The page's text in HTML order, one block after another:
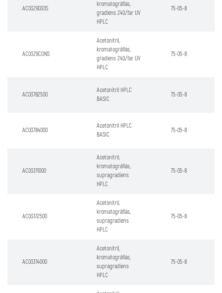
AC0329030S
kromatográfiás,
gradiens 240/far UV
HPLC
75-05-8
AC0329CONS
Acetonitril,
kromatográfiás,
gradiens 240/far UV
HPLC
75-05-8
AC03782500
Acetonitril HPLC
BASIC
75-05-8
AC03784000
Acetonitril HPLC
BASIC
75-05-8
AC03311000
Acetonitril,
kromatográfiás,
supragradiens
HPLC
75-05-8
AC03312500
Acetonitril,
kromatográfiás,
supragradiens
HPLC
75-05-8
AC03314000
Acetonitril,
kromatográfiás,
supragradiens
HPLC
75-05-8